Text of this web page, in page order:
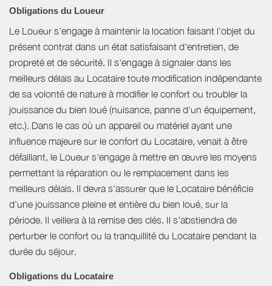
Obligations du Loueur
Le Loueur s'engage à maintenir la location faisant l'objet du
présent contrat dans un état satisfaisant d'entretien, de
propreté et de sécurité. Il s'engage à signaler dans les
meilleurs délais au Locataire toute modification indépendante
de sa volonté de nature à modifier le confort ou troubler la
jouissance du bien loué (nuisance, panne d'un équipement,
etc.). Dans le cas où un appareil ou matériel ayant une
influence majeure sur le confort du Locataire, venait à être
défaillant, le Loueur s'engage à mettre en œuvre les moyens
permettant la réparation ou le remplacement dans les
meilleurs délais. Il devra s'assurer que le Locataire bénéficie
d'une jouissance pleine et entière du bien loué, sur la
période. Il veillera à la remise des clés. Il s'abstiendra de
perturber le confort ou la tranquillité du Locataire pendant la
durée du séjour.
Obligations du Locataire